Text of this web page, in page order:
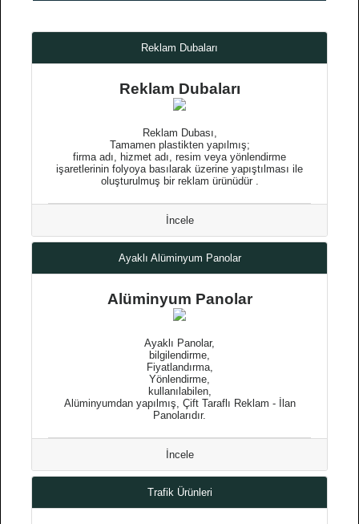
Reklam Dubaları
Reklam Dubaları
Reklam Dubası,
Tamamen plastikten yapılmış;
firma adı, hizmet adı, resim veya yönlendirme
işaretlerinin folyoya basılarak üzerine yapıştılması ile
oluşturulmuş bir reklam ürünüdür .
İncele
Ayaklı Alüminyum Panolar
Alüminyum Panolar
Ayaklı Panolar,
bilgilendirme,
Fiyatlandırma,
Yönlendirme,
kullanılabilen,
Alüminyumdan yapılmış, Çift Taraflı Reklam - İlan
Panolarıdır.
İncele
Trafik Ürünleri